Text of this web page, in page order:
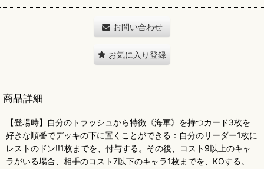
お問い合わせ
お気に入り登録
商品詳細
【登場時】自分のトラッシュから特徴《海軍》を持つカード3枚を
好きな順番でデッキの下に置くことができる：自分のリーダー1枚に
レストのドン!!1枚までを、付与する。その後、コスト9以上のキャ
ラがいる場合、相手のコスト7以下のキャラ1枚までを、KOする。